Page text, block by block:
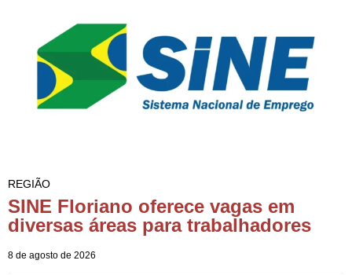
REGIÃO
SINE Floriano oferece vagas em
diversas áreas para trabalhadores
8 de agosto de 2026